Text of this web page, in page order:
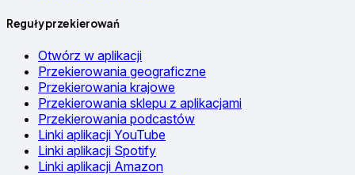
Reguły przekierowań
Otwórz w aplikacji
Przekierowania geograficzne
Przekierowania krajowe
Przekierowania sklepu z aplikacjami
Przekierowania podcastów
Linki aplikacji YouTube
Linki aplikacji Spotify
Linki aplikacji Amazon